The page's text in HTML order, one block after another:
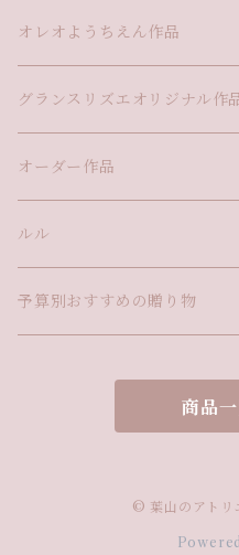
オレオようちえん作品
グランスリズエオリジナル作
オーダー作品
ルル
予算別おすすめの贈り物
商品
© 葉山のアトリ